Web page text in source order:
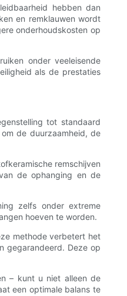
hebben dan
en remklauwen wordt
onderhoudskosten op
onder veeleisende
als de prestaties
tot standaard
de duurzaamheid, de
remschijven
de ophanging en de
zelfs onder extreme
hoeven te worden.
methode verbetert het
gegarandeerd. Deze op
– kunt u niet alleen de
een optimale balans te